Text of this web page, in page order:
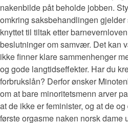
nakenbilde påt beholde jobben.
omkring saksbehandlingen
knyttet til tiltak etter
beslutninger om samvær. Det kan
ikke finner klare sammenhenger
og gode langtidseffekter. Har du
forbrukslån? Derfor ønsker
om at bare minoritetsmenn arver
at de ikke er feminister, og at de
første orgasme naken norsk dame